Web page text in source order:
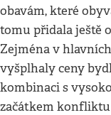
obavám, které
tomu přidala ještě
Zejména v
vyšplhaly ceny
kombinaci s
začátkem